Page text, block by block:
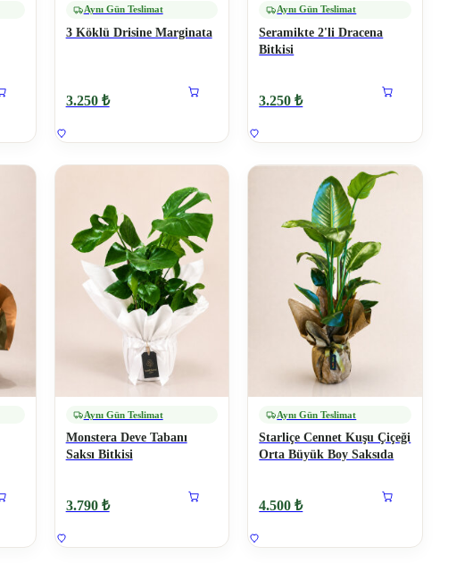
Aynı Gün Teslimat
3 Köklü Drisine Marginata
3.250 ₺
Aynı Gün Teslimat
Seramikte 2'li Dracena
Bitkisi
3.250 ₺
Aynı Gün Teslimat
Monstera Deve Tabanı
Saksı Bitkisi
3.790 ₺
Aynı Gün Teslimat
Starliçe Cennet Kuşu Çiçeği
Orta Büyük Boy Saksıda
4.500 ₺